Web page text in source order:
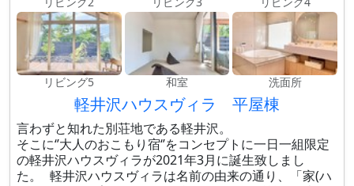
リビング5 和室 洗面所
軽井沢ハウスヴィラ 平屋棟
言わずと知れた別荘地である軽井沢。
そこに‘’大人のおこもり宿‘’をコンセプトに一日一組限定
の軽井沢ハウスヴィラが2021年3月に誕生致しまし
た。 軽井沢ハウスヴィラは名前の由来の通り、「家(ハ